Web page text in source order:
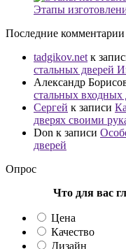
Этапы
Последние комментарии
tadgikov.net к
стальных дверей
Александр
стальных входных
Сергей к записи
дверях своими
Don к записи
дверей
Опрос
Что для вас
Цена
Качество
Дизайн